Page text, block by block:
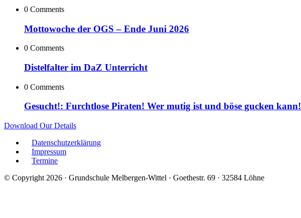
0 Comments
Mottowoche der OGS – Ende Juni 2026
0 Comments
Distelfalter im DaZ Unterricht
0 Comments
Gesucht!: Furchtlose Piraten! Wer mutig ist und böse gucken kann!
Download Our Details
Datenschutzerklärung
Impressum
Termine
© Copyright 2026 · Grundschule Melbergen-Wittel · Goethestr. 69 · 32584 Löhne